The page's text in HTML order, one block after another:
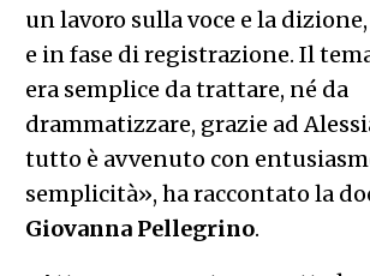
un lavoro sulla voce e la
e in fase di registrazione. Il
era semplice da trattare, né da
drammatizzare, grazie ad
tutto è avvenuto con
semplicità», ha raccontato la
Giovanna Pellegrino.